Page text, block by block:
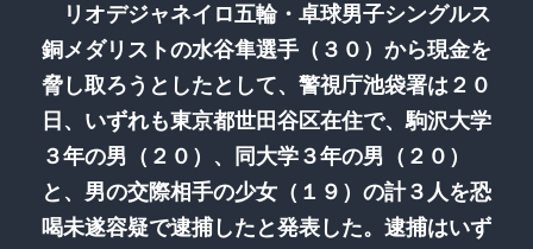
リオデジャネイロ五輪・卓球男子シングルス
銅メダリストの水谷隼選手（３０）から現金を
脅し取ろうとしたとして、警視庁池袋署は２０
日、いずれも東京都世田谷区在住で、駒沢大学
３年の男（２０）、同大学３年の男（２０）
と、男の交際相手の少女（１９）の計３人を恐
喝未遂容疑で逮捕したと発表した。逮捕はいず